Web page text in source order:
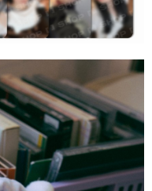
帳號之用戶狀況，依本公司即
之情形，本公司將視審查結果
用額度並採取法律行動。
查看運費
查看運費